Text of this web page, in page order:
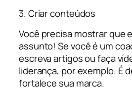
3. Criar conteúdos
Você precisa mostrar que
assunto! Se você é um
escreva artigos ou faça
liderança, por exemplo. É
fortalece sua marca.